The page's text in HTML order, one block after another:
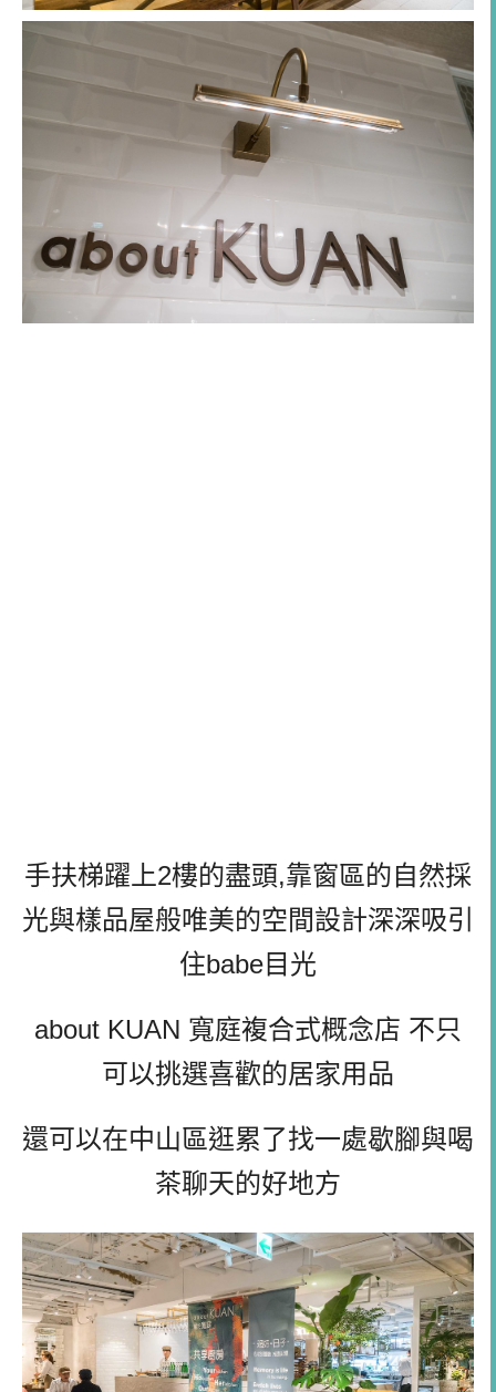
手扶梯躍上2樓的盡頭,靠窗區的自然採
光與樣品屋般唯美的空間設計深深吸引
住babe目光
about KUAN 寬庭複合式概念店 不只
可以挑選喜歡的居家用品
還可以在中山區逛累了找一處歇腳與喝
茶聊天的好地方